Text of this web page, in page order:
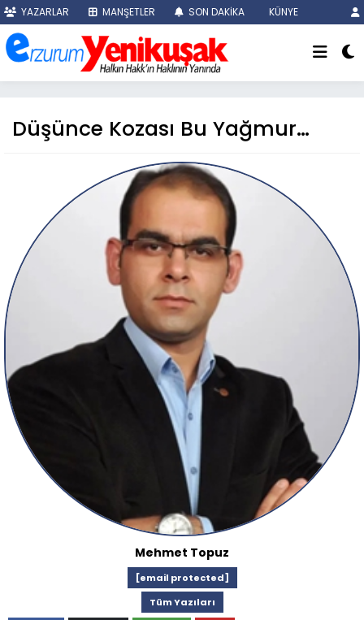
YAZARLAR MANŞETLER SON DAKİKA KÜNYE
Düşünce Kozası Bu Yağmur…
Mehmet Topuz
[email protected]
Tüm Yazıları